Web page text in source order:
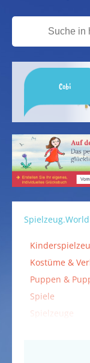
Cobi
Spielzeug.World
Kostüme &
Puppen &
Spiele
Spielzeuge